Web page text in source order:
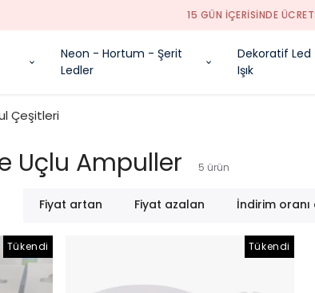
15 GÜN İÇERİSİNDE
Neon - Hortum - Şerit
Ledler
Dekoratif Led
Işık
Çeşitleri
Uçlu Ampuller 5 ürün
Fiyat artan Fiyat azalan İndirim
Tükendi Tükendi